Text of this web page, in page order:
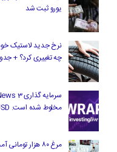
یورو ثبت شد
نرخ جدید لاستیک
چه تغییری کرد؟ +
مخلوط شده است. USD عمدتا پایین.
مرغ ۸۰ هزار تومانی آمد/ مرغ ارزان را از کجا بخریم؟